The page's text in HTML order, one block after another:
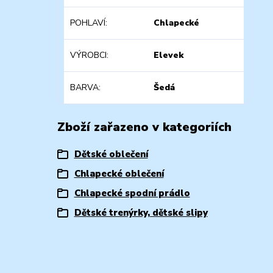
POHLAVÍ Chlapecké
VÝROBCI Elevek
BARVA Šedá
Zboží zařazeno v kategoriích
Dětské oblečení
Chlapecké oblečení
Chlapecké spodní prádlo
Dětské trenýrky, dětské slipy